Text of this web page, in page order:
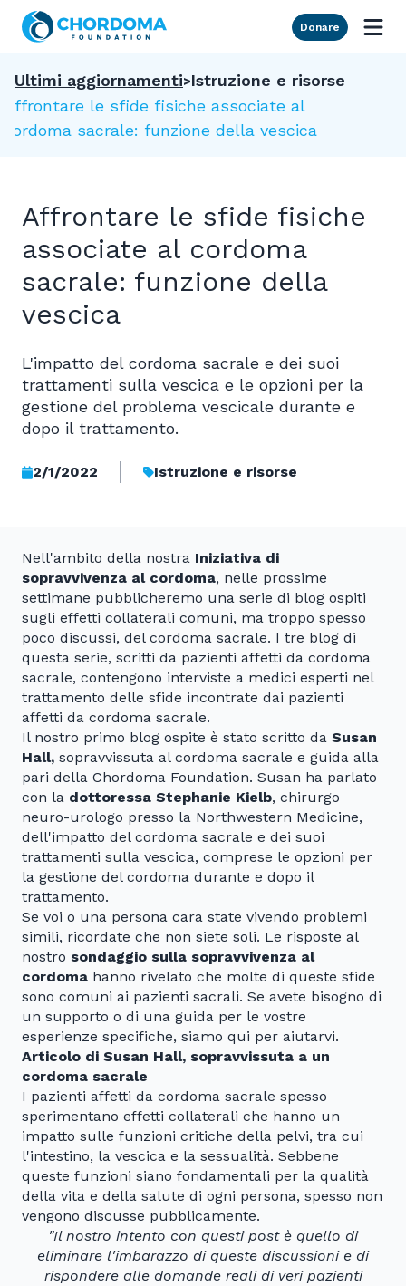
Skip to Main Content
Donare
Ultimi aggiornamenti Istruzione e risorse
Affrontare le sfide fisiche associate al
cordoma sacrale: funzione della vescica
Affrontare le sfide fisiche
associate al cordoma
sacrale: funzione della
vescica
L'impatto del cordoma sacrale e dei suoi
trattamenti sulla vescica e le opzioni per la
gestione del problema vescicale durante e
dopo il trattamento.
2/1/2022 Istruzione e risorse
Nell'ambito della nostra Iniziativa di
sopravvivenza al cordoma, nelle prossime
settimane pubblicheremo una serie di blog ospiti
sugli effetti collaterali comuni, ma troppo spesso
poco discussi, del cordoma sacrale. I tre blog di
questa serie, scritti da pazienti affetti da cordoma
sacrale, contengono interviste a medici esperti nel
trattamento delle sfide incontrate dai pazienti
affetti da cordoma sacrale.
Il nostro primo blog ospite è stato scritto da Susan
Hall, sopravvissuta al cordoma sacrale e guida alla
pari della Chordoma Foundation. Susan ha parlato
con la dottoressa Stephanie Kielb, chirurgo
neuro-urologo presso la Northwestern Medicine,
dell'impatto del cordoma sacrale e dei suoi
trattamenti sulla vescica, comprese le opzioni per
la gestione del cordoma durante e dopo il
trattamento.
Se voi o una persona cara state vivendo problemi
simili, ricordate che non siete soli. Le risposte al
nostro sondaggio sulla sopravvivenza al
cordoma hanno rivelato che molte di queste sfide
sono comuni ai pazienti sacrali. Se avete bisogno di
un supporto o di una guida per le vostre
esperienze specifiche, siamo qui per aiutarvi.
Articolo di Susan Hall, sopravvissuta a un
cordoma sacrale
I pazienti affetti da cordoma sacrale spesso
sperimentano effetti collaterali che hanno un
impatto sulle funzioni critiche della pelvi, tra cui
l'intestino, la vescica e la sessualità. Sebbene
queste funzioni siano fondamentali per la qualità
della vita e della salute di ogni persona, spesso non
vengono discusse pubblicamente.
"Il nostro intento con questi post è quello di
eliminare l'imbarazzo di queste discussioni e di
rispondere alle domande reali di veri pazienti